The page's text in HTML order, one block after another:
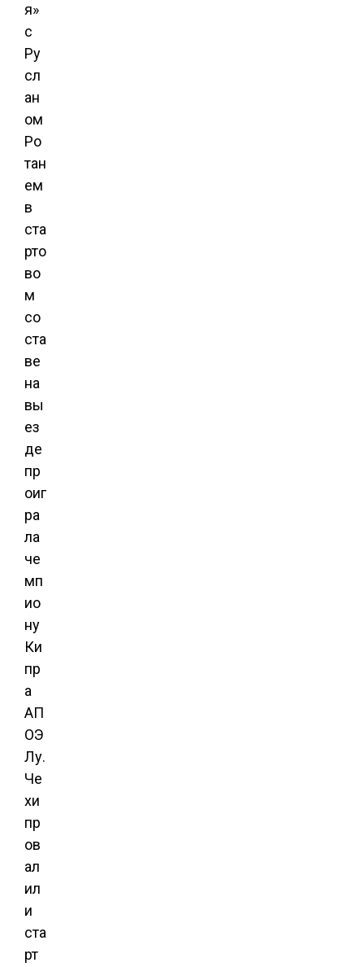
я»
с
Ру
сл
ан
ом
Ро
тан
ем
в
ста
рто
во
м
со
ста
ве
на
вы
ез
де
пр
оиг
ра
ла
че
мп
ио
ну
Ки
пр
а
АП
ОЭ
Лу.
Че
хи
пр
ов
ал
ил
и
ста
рт